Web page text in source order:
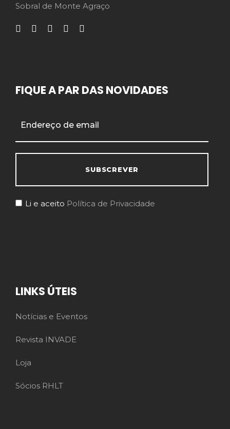
Sobral de Monte Agraço
FIQUE A PAR DAS NOVIDADES
Li e aceito Política de Privacidade
LINKS ÚTEIS
Notícias e Eventos
Revista INVADE
Loja
Sócios RHLT